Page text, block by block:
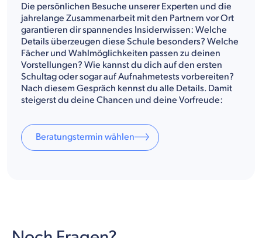
Die persönlichen Besuche unserer Experten und die
jahrelange Zusammenarbeit mit den Partnern vor Ort
garantieren dir spannendes Insiderwissen: Welche
Details überzeugen diese Schule besonders? Welche
Fächer und Wahlmöglichkeiten passen zu deinen
Vorstellungen? Wie kannst du dich auf den ersten
Schultag oder sogar auf Aufnahmetests vorbereiten?
Nach diesem Gespräch kennst du alle Details. Damit
steigerst du deine Chancen und deine Vorfreude:
Beratungstermin wählen